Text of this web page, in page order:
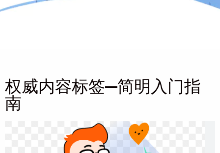
权威内容标签—简明入门指
南